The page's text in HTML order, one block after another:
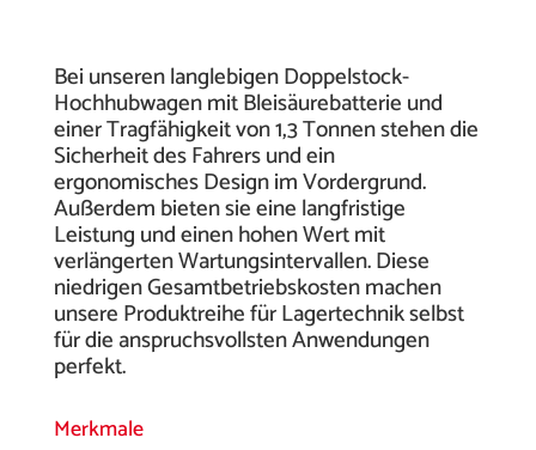
Bei unseren langlebigen Doppelstock-
Hochhubwagen mit Bleisäurebatterie und
einer Tragfähigkeit von 1,3 Tonnen stehen die
Sicherheit des Fahrers und ein
ergonomisches Design im Vordergrund.
Außerdem bieten sie eine langfristige
Leistung und einen hohen Wert mit
verlängerten Wartungsintervallen. Diese
niedrigen Gesamtbetriebskosten machen
unsere Produktreihe für Lagertechnik selbst
für die anspruchsvollsten Anwendungen
perfekt.
Merkmale